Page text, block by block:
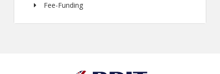
Fee-Funding